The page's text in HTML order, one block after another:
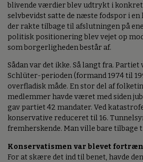
blivende værdier blev udtrykt i
selvbevidst satte de næste fodspor i
der rakte tilbage til afslutningen på
politisk positionering blev vejet op
som borgerligheden består af.
Sådan var det ikke. Så langt fra.
Schlüter-perioden (formand 1974 til
overfladisk måde. En stor del af
medlemmer havde været med siden
gav partiet 42 mandater. Ved
konservative reduceret til 16.
fremherskende. Man ville bare tilbage
Konservatismen var blevet
For at skære det ind til benet, havde